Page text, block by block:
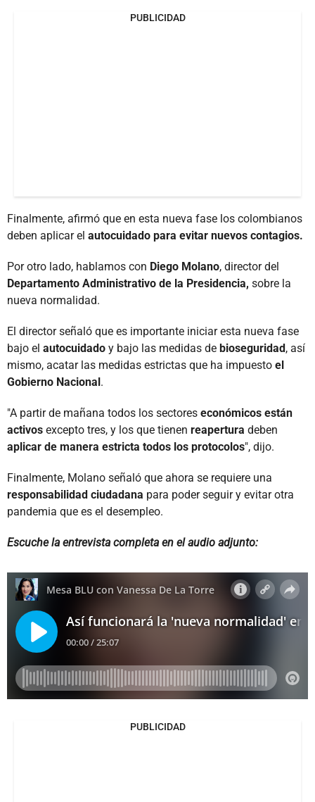
PUBLICIDAD
Finalmente, afirmó que en esta nueva fase los colombianos
deben aplicar el autocuidado para evitar nuevos contagios.
Por otro lado, hablamos con Diego Molano, director del
Departamento Administrativo de la Presidencia, sobre la
nueva normalidad.
El director señaló que es importante iniciar esta nueva fase
bajo el autocuidado y bajo las medidas de bioseguridad, así
mismo, acatar las medidas estrictas que ha impuesto el
Gobierno Nacional.
"A partir de mañana todos los sectores económicos están
activos excepto tres, y los que tienen reapertura deben
aplicar de manera estricta todos los protocolos", dijo.
Finalmente, Molano señaló que ahora se requiere una
responsabilidad ciudadana para poder seguir y evitar otra
pandemia que es el desempleo.
Escuche la entrevista completa en el audio adjunto:
PUBLICIDAD